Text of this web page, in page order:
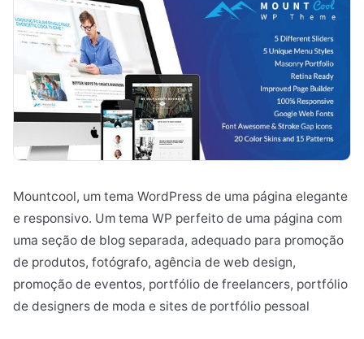
Mountcool, um tema WordPress de uma página elegante
e responsivo. Um tema WP perfeito de uma página com
uma seção de blog separada, adequado para promoção
de produtos, fotógrafo, agência de web design,
promoção de eventos, portfólio de freelancers, portfólio
de designers de moda e sites de portfólio pessoal